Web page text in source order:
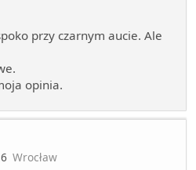
przy czarnym aucie. Ale
opinia.
Wrocław